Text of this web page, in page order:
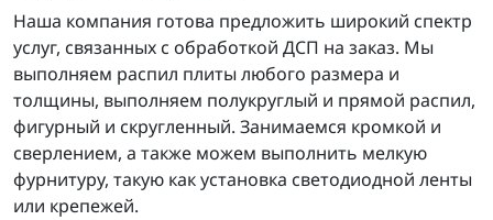
Наша компания готова предложить широкий спектр
услуг, связанных с обработкой ДСП на заказ. Мы
выполняем распил плиты любого размера и
толщины, выполняем полукруглый и прямой распил,
фигурный и скругленный. Занимаемся кромкой и
сверлением, а также можем выполнить мелкую
фурнитуру, такую как установка светодиодной ленты
или крепежей.